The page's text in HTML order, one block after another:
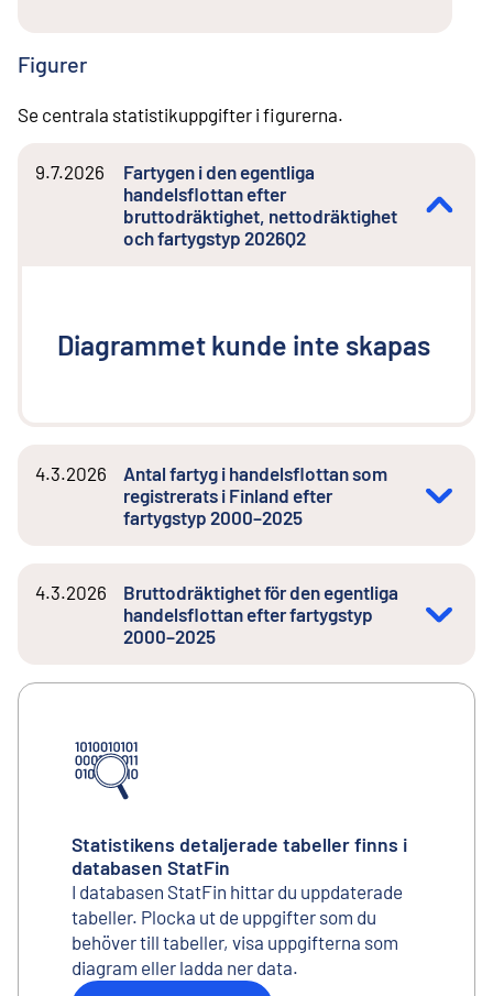
Figurer
Se centrala statistikuppgifter i figurerna.
9.7.2026
Fartygen i den egentliga
handelsflottan efter
bruttodräktighet, nettodräktighet
och fartygstyp 2026Q2
Diagrammet kunde inte skapas
4.3.2026
Antal fartyg i handelsflottan som
registrerats i Finland efter
fartygstyp 2000–2025
4.3.2026
Bruttodräktighet för den egentliga
handelsflottan efter fartygstyp
2000–2025
Statistikens detaljerade tabeller finns i
databasen StatFin
I databasen StatFin hittar du uppdaterade
tabeller. Plocka ut de uppgifter som du
behöver till tabeller, visa uppgifterna som
diagram eller ladda ner data.